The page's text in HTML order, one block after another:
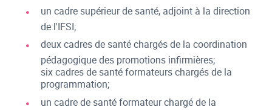
un cadre supérieur de santé, adjoint à la direction
de l'IFSI;
deux cadres de santé chargés de la coordination
pédagogique des promotions infirmières;
six cadres de santé formateurs chargés de la
programmation;
un cadre de santé formateur chargé de la